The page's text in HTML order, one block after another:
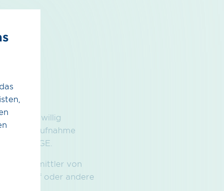
auf freiwillig
von OGE.
als Vermittler von
oder andere